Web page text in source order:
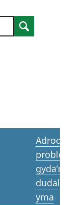
Search
Adrodd
gyda’r
yma